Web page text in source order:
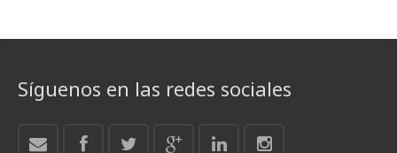
Síguenos en las redes sociales